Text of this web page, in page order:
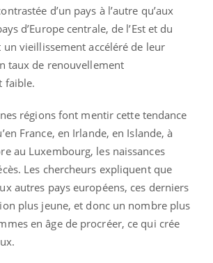
d’un pays à l’autre qu’aux
d’Europe centrale, de l’Est et du
un vieillissement accéléré de leur
taux de renouvellement
faible.
régions font mentir cette tendance
France, en Irlande, en Islande, à
au Luxembourg, les naissances
Les chercheurs expliquent que
autres pays européens, ces derniers
plus jeune, et donc un nombre plus
en âge de procréer, ce qui crée